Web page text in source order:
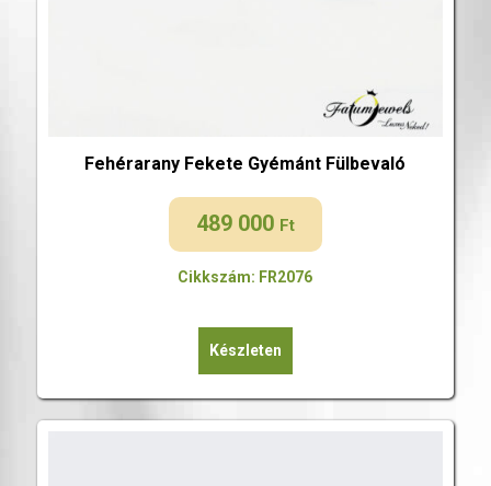
Fehérarany Fekete Gyémánt Fülbevaló
489 000 Ft
Cikkszám: FR2076
Készleten